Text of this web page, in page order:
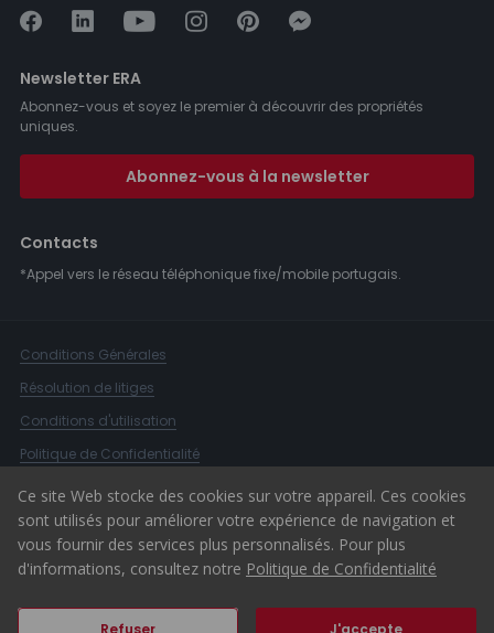
Newsletter ERA
Abonnez-vous et soyez le premier à découvrir des propriétés
uniques.
Abonnez-vous à la newsletter
Contacts
*Appel vers le réseau téléphonique fixe/mobile portugais.
Conditions Générales
Résolution de litiges
Conditions d'utilisation
Politique de Confidentialité
Livre de Réclamations
Canal d'alerte
© 2026 ERA Portugal
Ce site Web stocke des cookies sur votre appareil. Ces cookies
sont utilisés pour améliorer votre expérience de navigation et
vous fournir des services plus personnalisés. Pour plus
d'informations, consultez notre Politique de Confidentialité
Refuser J'accepte